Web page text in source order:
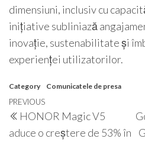
dimensiuni, inclusiv cu
inițiative subliniază
inovație, sustenabilitate și
experienței utilizatorilor.
Category Comunicatele de presa
Post
navigation
Previous
Post
PREVIOUS
HONOR Magic V5
aduce o creștere de 53% în